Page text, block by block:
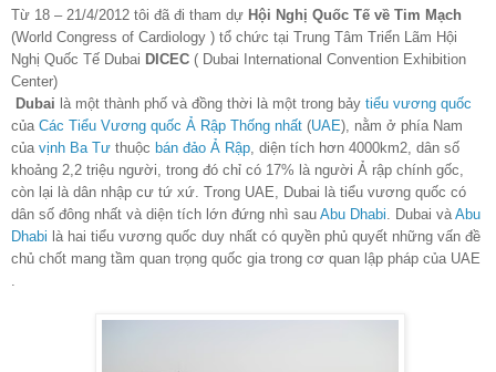
Từ 18 – 21/4/2012 tôi đã đi tham dự Hội Nghị Quốc Tế về Tim Mạch
(World Congress of Cardiology ) tổ chức tại Trung Tâm Triển Lãm Hội
Nghị Quốc Tế Dubai DICEC ( Dubai International Convention Exhibition
Center)
Dubai là một thành phố và đồng thời là một trong bảy tiểu vương quốc
của Các Tiểu Vương quốc Ả Rập Thống nhất (UAE), nằm ở phía Nam
của vịnh Ba Tư thuộc bán đảo Ả Rập , diện tích hơn 4000km2, dân số
khoảng 2,2 triệu người, trong đó chỉ có 17% là người Ả rập chính gốc,
còn lại là dân nhập cư tứ xứ. Trong UAE, Dubai là tiểu vương quốc có
dân số đông nhất và diện tích lớn đứng nhì sau Abu Dhabi . Dubai và Abu
Dhabi là hai tiểu vương quốc duy nhất có quyền phủ quyết những vấn đề
chủ chốt mang tầm quan trọng quốc gia trong cơ quan lập pháp của UAE